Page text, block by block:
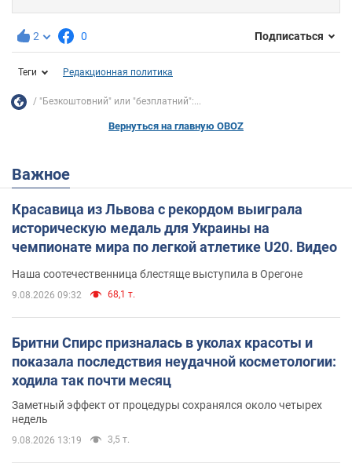
2 0 Подписаться
Теги Редакционная политика
"Безкоштовний" или "безплатний":...
Вернуться на главную OBOZ
Важное
Красавица из Львова с рекордом выиграла
историческую медаль для Украины на
чемпионате мира по легкой атлетике U20. Видео
Наша соотечественница блестяще выступила в Орегоне
9.08.2026 09:32 68,1 т.
Бритни Спирс призналась в уколах красоты и
показала последствия неудачной косметологии:
ходила так почти месяц
Заметный эффект от процедуры сохранялся около четырех
недель
9.08.2026 13:19 3,5 т.